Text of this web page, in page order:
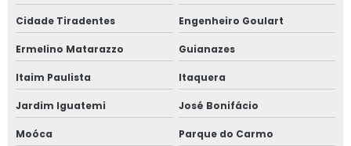
Instalação de esquadrias de alumínio
Instalação de tela mosquiteira
Janela acústica
Cidade Tiradentes Engenheiro Goulart
Ermelino Matarazzo Guianazes
Itaim Paulista Itaquera
Jardim Iguatemi José Bonifácio
Moóca Parque do Carmo